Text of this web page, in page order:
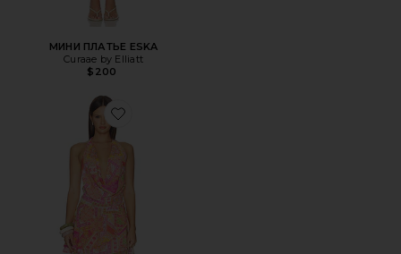
МИНИ ПЛАТЬЕ ESKA
Curaae by Elliatt
$200
Favorite МИНИ-ПЛАТЬЕ С ЗАВЯЗКАМИ НА ШЕЕ IMALI